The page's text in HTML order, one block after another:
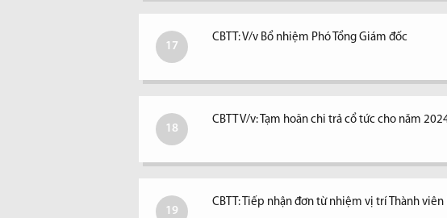
17
CBTT: V/v Bổ nhiệm Phó Tổng Giám đốc
18
CBTT V/v: Tạm hoãn chi trả cổ tức cho năm
19
CBTT: Tiếp nhận đơn từ nhiệm vị trí Thành